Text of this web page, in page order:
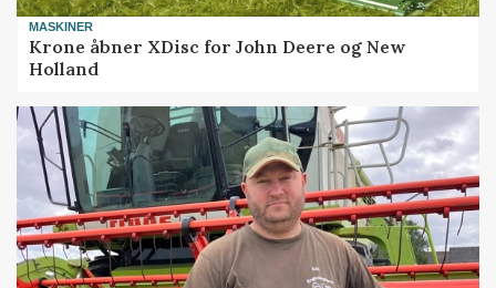
MASKINER
Krone åbner XDisc for John Deere og New
Holland